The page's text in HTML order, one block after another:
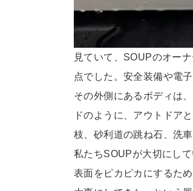
見ていて、SOUPのオー
点でした。安全装備や電
その外側にあるボディは
ドのように、アウトドア
枝、砂利道の跳ね石、洗
私たちSOUPが大切にして
表面をピカピカにするた